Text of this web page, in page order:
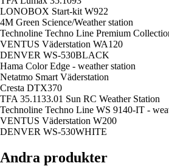
LONOBOX Start-kit W922
4M Green Science/Weather station
Technoline Techno Line Premium
VENTUS Väderstation WA120
DENVER WS-530BLACK
Hama Color Edge - weather station
Netatmo Smart Väderstation
Cresta DTX370
TFA 35.1133.01 Sun RC Weather Station
Technoline Techno Line WS 9140-IT -
VENTUS Väderstation W200
DENVER WS-530WHITE
Andra produkter